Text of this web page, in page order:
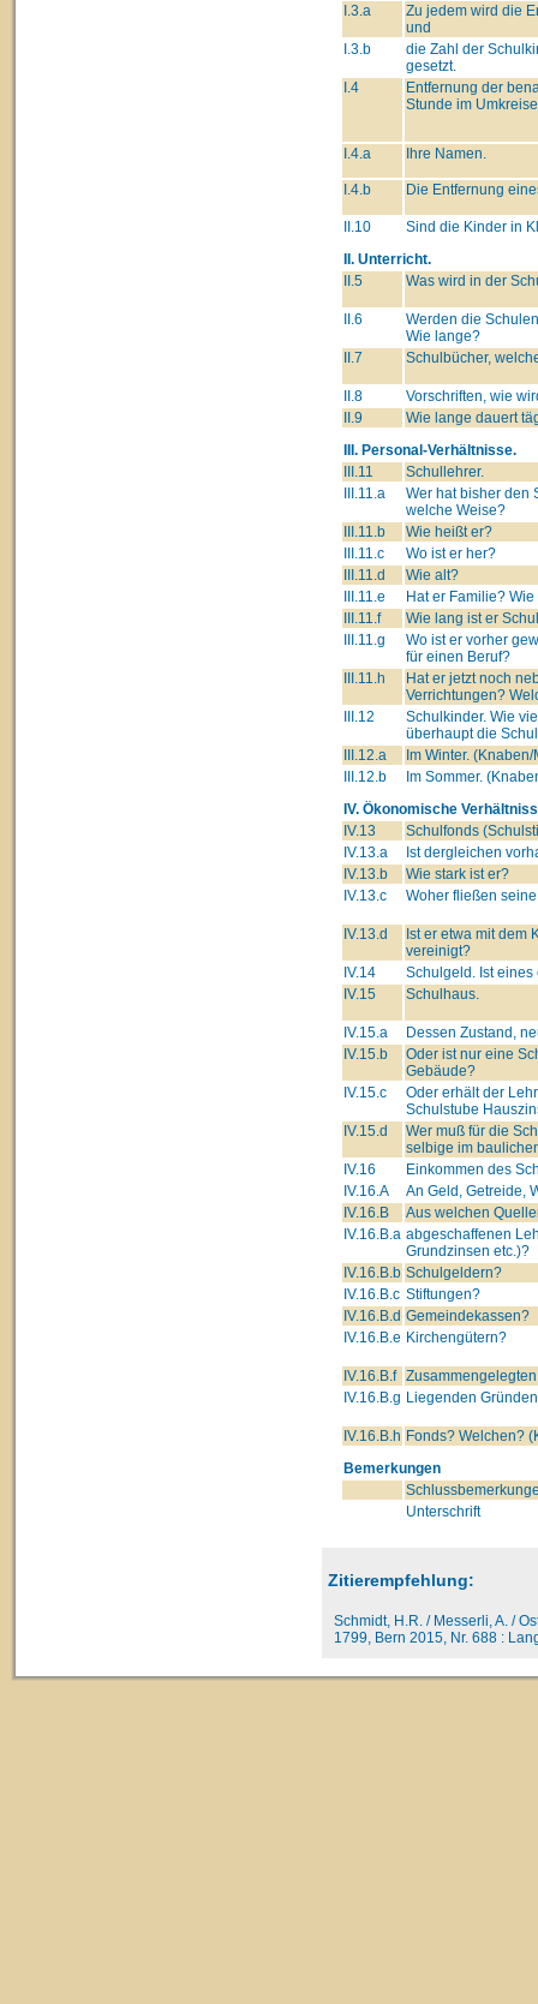
I.3.a
Zu jedem wird die
und
I.3.b
die Zahl der
gesetzt.
I.4
Entfernung der
Stunde im
I.4.a Ihre Namen.
I.4.b Die Entfernung
II.10
Sind die Kinder in
II. Unterricht.
II.5
Was wird in der
II.6
Werden die
Wie lange?
II.7
Schulbücher,
II.8
Vorschriften, wie
II.9
Wie lange dauert
III. Personal-Verhältnisse.
III.11
Schullehrer.
III.11.a
Wer hat bisher den
welche Weise?
III.11.b
Wie heißt er?
III.11.c
Wo ist er her?
III.11.d
Wie alt?
III.11.e
Hat er Familie?
III.11.f
Wie lang ist er
III.11.g
Wo ist er vorher
für einen Beruf?
III.11.h
Hat er jetzt noch
Verrichtungen?
III.12
Schulkinder. Wie
überhaupt die
III.12.a
Im Winter.
III.12.b
Im Sommer.
IV. Ökonomische
IV.13
Schulfonds
IV.13.a
Ist dergleichen
IV.13.b
Wie stark ist er?
IV.13.c
Woher fließen
IV.13.d
Ist er etwa mit dem
vereinigt?
IV.14
Schulgeld. Ist
IV.15
Schulhaus.
IV.15.a
Dessen Zustand,
IV.15.b
Oder ist nur eine
Gebäude?
IV.15.c
Oder erhält der
Schulstube
IV.15.d
Wer muß für die
selbige im
IV.16
Einkommen des
IV.16.A
An Geld, Getreide,
IV.16.B
Aus welchen
IV.16.B.a abgeschaffenen
Grundzinsen etc.)?
IV.16.B.b Schulgeldern?
IV.16.B.c Stiftungen?
IV.16.B.d Gemeindekassen?
IV.16.B.e Kirchengütern?
IV.16.B.f
IV.16.B.g Liegenden
IV.16.B.h Fonds? Welchen?
Bemerkungen
Unterschrift
Zitierempfehlung:
Schmidt, H.R. / Messerli, A. /
1799, Bern 2015, Nr. 688 :